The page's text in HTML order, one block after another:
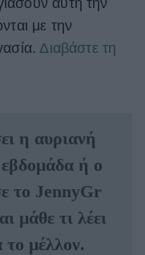
με την
Διαβάστε τη
η αυριανή
ή ο
το JennyGr
μάθε τι λέει
το μέλλον.